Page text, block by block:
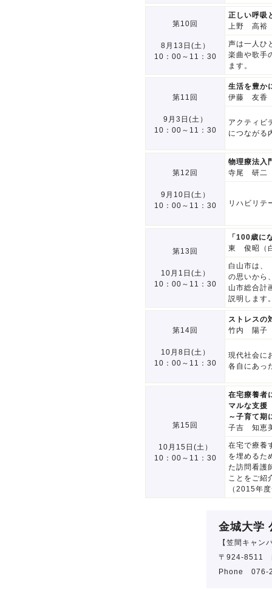
第10回
8月13日(土）
10：00～11：30
正しい呼吸
上野 高裕
声は一人ひ
楽曲や歌手
ます。
第11回
9月3日(土）
10：00～11：30
生活を豊か
伊藤 友香
アクティビ
につながる
第12回
9月10日(土）
10：00～11：30
物理療法入
寺尾 研二
リハビリテ
第13回
10月1日(土）
10：00～11：30
「100歳に
東 俊昭（
白山市は、
の思いから
山市総合計
説明します
第14回
10月8日(土）
10：00～11：30
ストレスの
竹内 陽子
現代社会に
各自にあっ
第15回
10月15日(土）
10：00～11：30
在宅療養者
マルな支援
～子育て期
子吉 知恵
在宅で療養
を埋めるた
た訪問看護
ことをご紹
（2015年
金城大学
【笠間キャン
〒924-8511
Phone 076-